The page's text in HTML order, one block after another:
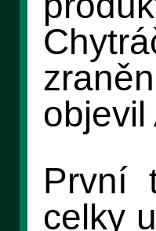
objevil
První
celky